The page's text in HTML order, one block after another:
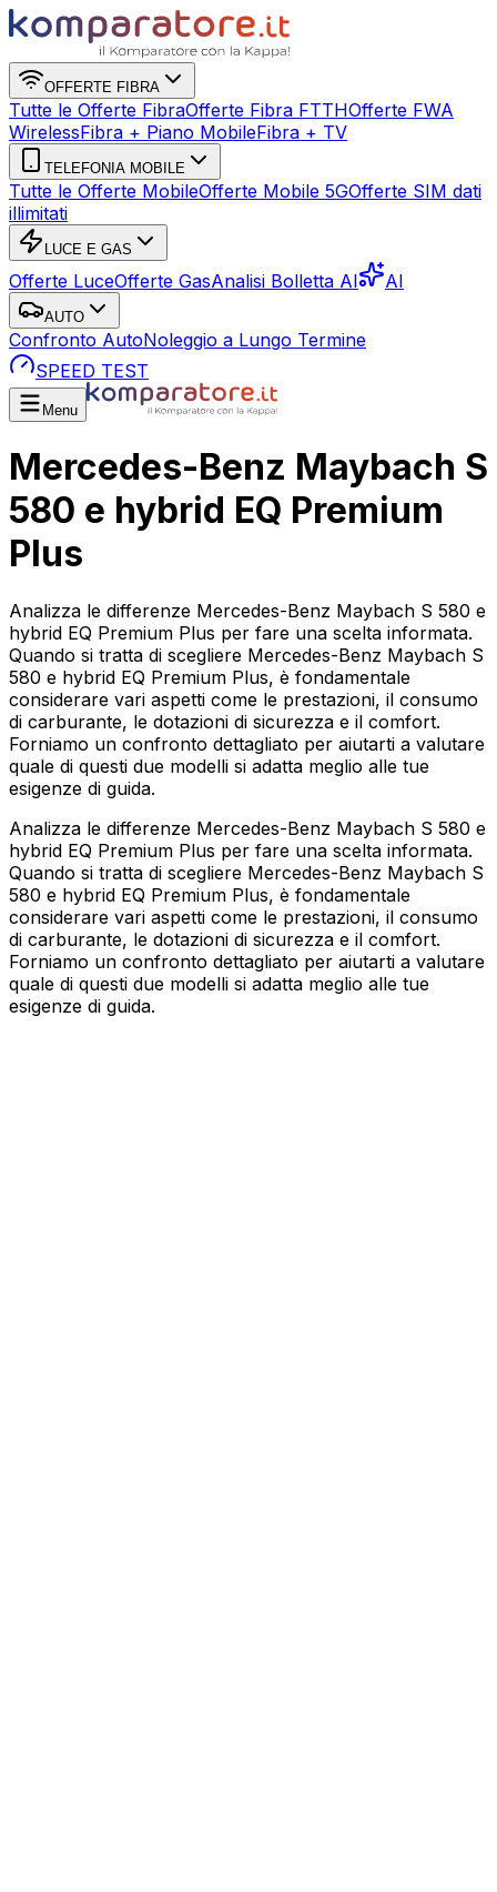
OFFERTE FIBRA
Tutte le Offerte FibraOfferte Fibra FTTHOfferte FWA
WirelessFibra + Piano MobileFibra + TV
TELEFONIA MOBILE
Tutte le Offerte MobileOfferte Mobile 5GOfferte SIM dati
illimitati
LUCE E GAS
Offerte LuceOfferte GasAnalisi Bolletta AI AI
AUTO
Confronto AutoNoleggio a Lungo Termine
SPEED TEST
Menu
Mercedes-Benz Maybach S
580 e hybrid EQ Premium
Plus
Analizza le differenze Mercedes-Benz Maybach S 580 e
hybrid EQ Premium Plus per fare una scelta informata.
Quando si tratta di scegliere Mercedes-Benz Maybach S
580 e hybrid EQ Premium Plus, è fondamentale
considerare vari aspetti come le prestazioni, il consumo
di carburante, le dotazioni di sicurezza e il comfort.
Forniamo un confronto dettagliato per aiutarti a valutare
quale di questi due modelli si adatta meglio alle tue
esigenze di guida.
Analizza le differenze Mercedes-Benz Maybach S 580 e
hybrid EQ Premium Plus per fare una scelta informata.
Quando si tratta di scegliere Mercedes-Benz Maybach S
580 e hybrid EQ Premium Plus, è fondamentale
considerare vari aspetti come le prestazioni, il consumo
di carburante, le dotazioni di sicurezza e il comfort.
Forniamo un confronto dettagliato per aiutarti a valutare
quale di questi due modelli si adatta meglio alle tue
esigenze di guida.